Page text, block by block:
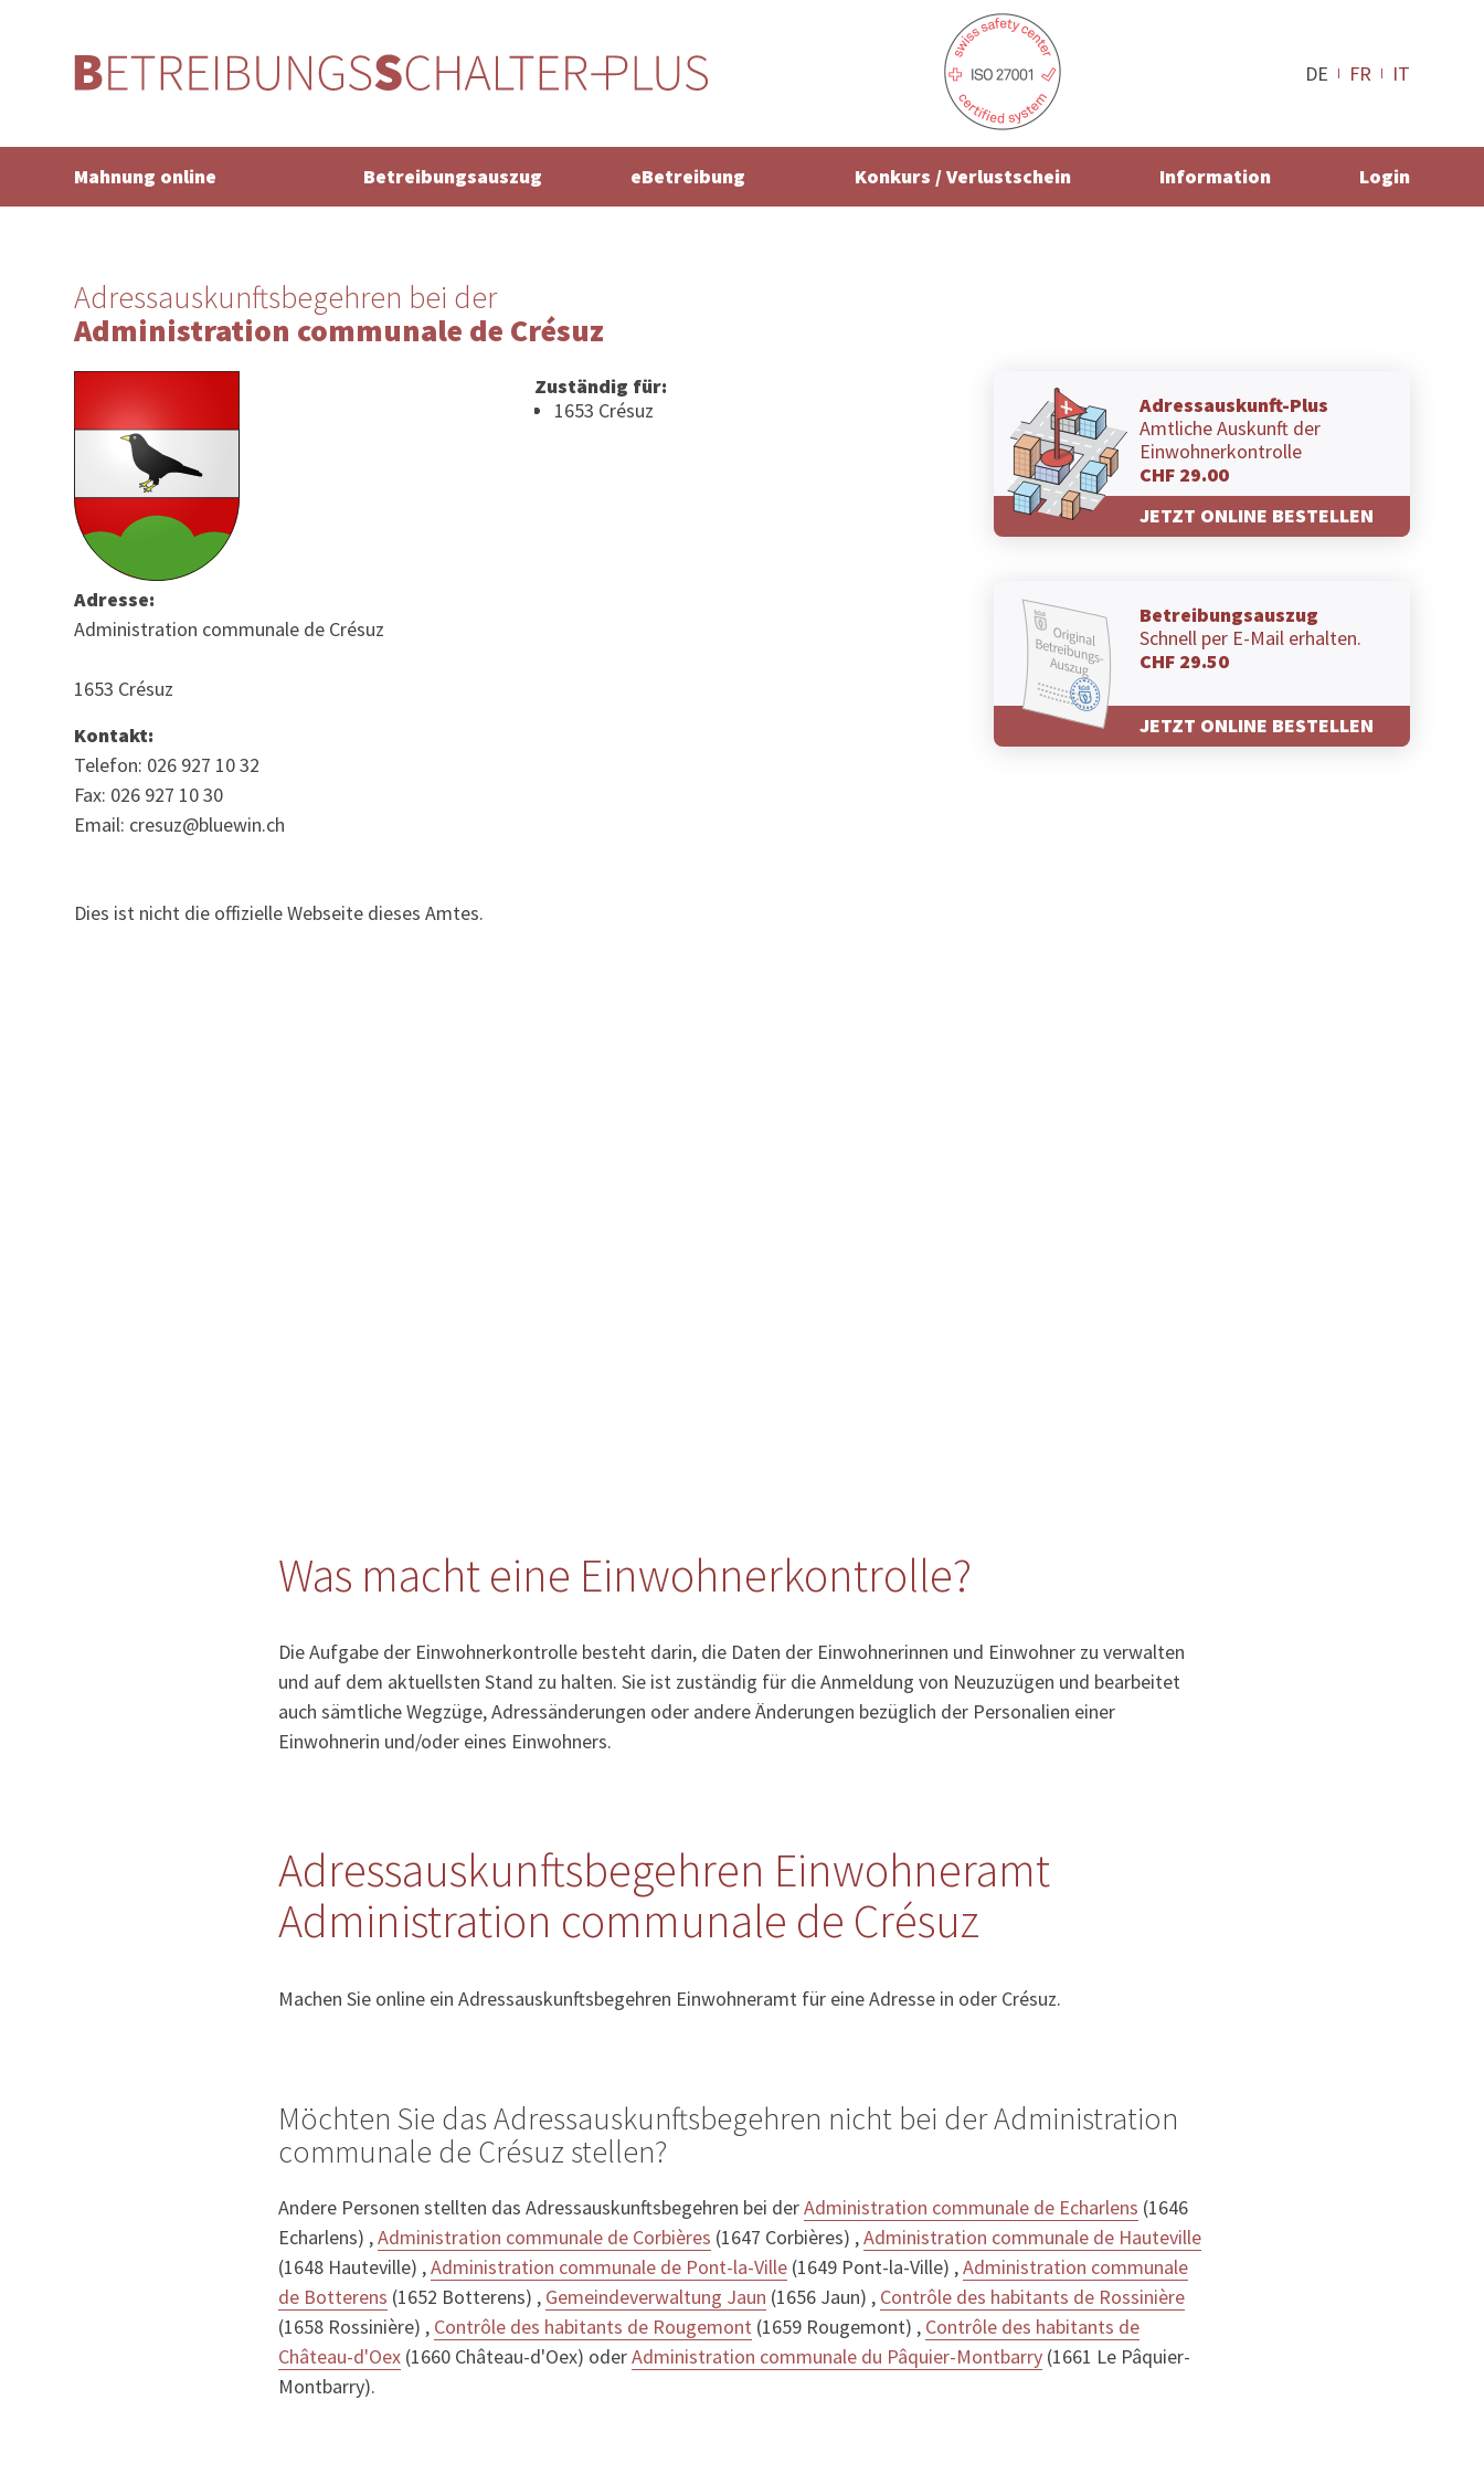
DE FR IT
Mahnung online Betreibungsauszug eBetreibung Konkurs / Verlustschein Information Login
Adressauskunftsbegehren bei der
Administration communale de Crésuz
Adresse:
Administration communale de Crésuz
1653 Crésuz
Kontakt:
Telefon: 026 927 10 32
Fax: 026 927 10 30
Email: cresuz@bluewin.ch
Zuständig für:
1653 Crésuz
Adressauskunft-Plus
Amtliche Auskunft der
Einwohnerkontrolle
CHF 29.00
JETZT ONLINE BESTELLEN
Betreibungsauszug
Schnell per E-Mail erhalten.
CHF 29.50
JETZT ONLINE BESTELLEN
Dies ist nicht die offizielle Webseite dieses Amtes.
Was macht eine Einwohnerkontrolle?
Die Aufgabe der Einwohnerkontrolle besteht darin, die Daten der Einwohnerinnen und Einwohner zu verwalten
und auf dem aktuellsten Stand zu halten. Sie ist zuständig für die Anmeldung von Neuzuzügen und bearbeitet
auch sämtliche Wegzüge, Adressänderungen oder andere Änderungen bezüglich der Personalien einer
Einwohnerin und/oder eines Einwohners.
Adressauskunftsbegehren Einwohneramt
Administration communale de Crésuz
Machen Sie online ein Adressauskunftsbegehren Einwohneramt für eine Adresse in oder Crésuz.
Möchten Sie das Adressauskunftsbegehren nicht bei der Administration
communale de Crésuz stellen?
Andere Personen stellten das Adressauskunftsbegehren bei derAdministration communale de Echarlens (1646
Echarlens) ,Administration communale de Corbières (1647 Corbières) ,Administration communale de Hauteville
(1648 Hauteville) ,Administration communale de Pont-la-Ville (1649 Pont-la-Ville) ,Administration communale
de Botterens (1652 Botterens) , Gemeindeverwaltung Jaun (1656 Jaun) , Contrôle des habitants de Rossinière
(1658 Rossinière) , Contrôle des habitants de Rougemont (1659 Rougemont) , Contrôle des habitants de
Château-d'Oex (1660 Château-d'Oex) oderAdministration communale du Pâquier-Montbarry (1661 Le Pâquier-
Montbarry).